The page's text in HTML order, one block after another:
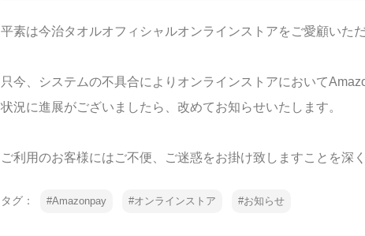
平素は今治タオルオフィシャルオンラインストアをご愛顧いた
只今、システムの不具合によりオンラインストアにおいて
状況に進展がございましたら、改めてお知らせいたします。
ご利用のお客様にはご不便、ご迷惑をお掛け致しますことを深
タグ： Amazonpay オンラインストア お知らせ